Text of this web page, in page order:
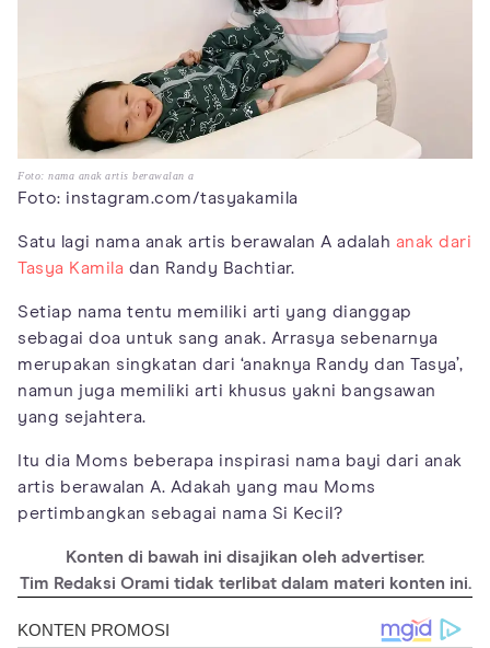
Foto: nama anak artis berawalan a
Foto: instagram.com/tasyakamila
Satu lagi nama anak artis berawalan A adalah anak dari
Tasya Kamila dan Randy Bachtiar.
Setiap nama tentu memiliki arti yang dianggap
sebagai doa untuk sang anak. Arrasya sebenarnya
merupakan singkatan dari ‘anaknya Randy dan Tasya’,
namun juga memiliki arti khusus yakni bangsawan
yang sejahtera.
Itu dia Moms beberapa inspirasi nama bayi dari anak
artis berawalan A. Adakah yang mau Moms
pertimbangkan sebagai nama Si Kecil?
Konten di bawah ini disajikan oleh advertiser.
Tim Redaksi Orami tidak terlibat dalam materi konten ini.